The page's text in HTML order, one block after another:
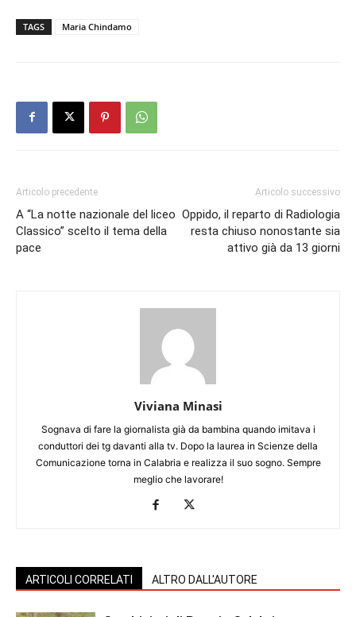
TAGS Maria Chindamo
Articolo precedente
A “La notte nazionale del liceo
Classico” scelto il tema della
pace
Articolo successivo
Oppido, il reparto di Radiologia
resta chiuso nonostante sia
attivo già da 13 giorni
Viviana Minasi
Sognava di fare la giornalista già da bambina quando imitava i
conduttori dei tg davanti alla tv. Dopo la laurea in Scienze della
Comunicazione torna in Calabria e realizza il suo sogno. Sempre
meglio che lavorare!
ARTICOLI CORRELATI ALTRO DALL'AUTORE